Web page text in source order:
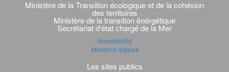
transverse
Ministère de la Transition écologique et de la cohésion
des territoires
Ministère de la transition énérgétique
Secrétariat d'état chargé de la Mer
Accessibilité
Mentions légales
Les sites publics